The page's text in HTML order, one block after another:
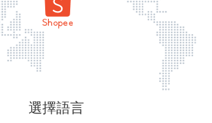
頁面無法顯示
選擇語言